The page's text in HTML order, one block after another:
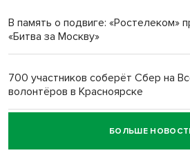
В память о подвиге: «Ростелеком»
«Битва за Москву»
700 участников соберёт Сбер на
волонтёров в Красноярске
Честный выбор: видеонаблюдение
объективность результатов ЕДГ в
БОЛЬШЕ